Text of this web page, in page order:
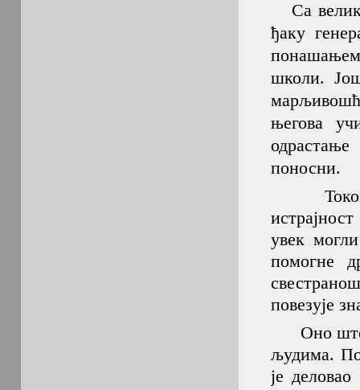
Са
ђаку
школи.
његова
поносни.
Током
увек
помогне
повезује
Оно што
људима.
је